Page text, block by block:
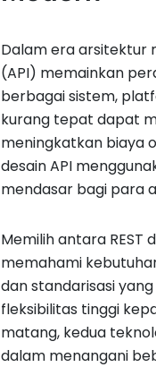
Dalam era arsitektur
(API) memainkan
berbagai sistem,
kurang tepat dapat
meningkatkan biaya
desain API
mendasar bagi para
Memilih antara
memahami
dan standarisasi
fleksibilitas tinggi
matang, kedua
dalam menangani